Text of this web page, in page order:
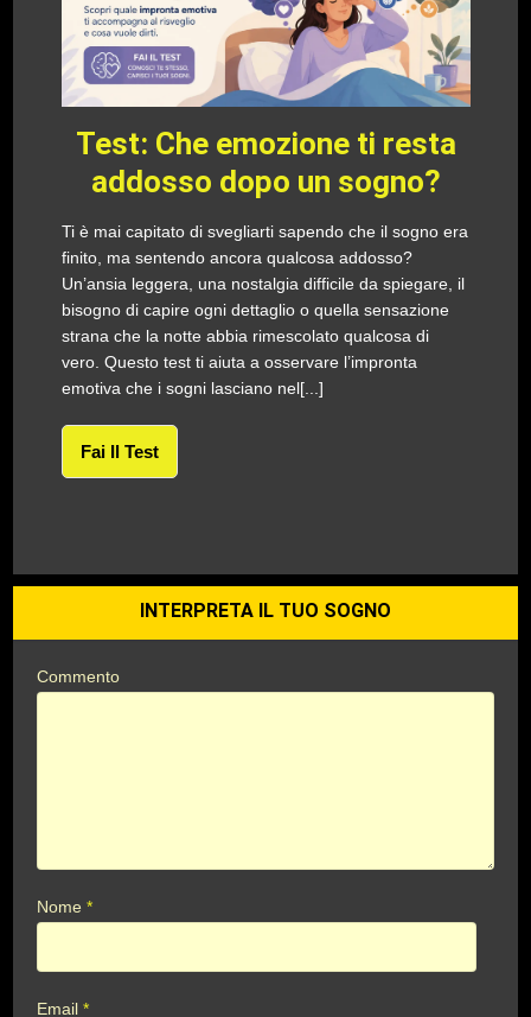
Test: Che emozione ti resta
addosso dopo un sogno?
Ti è mai capitato di svegliarti sapendo che il sogno era
finito, ma sentendo ancora qualcosa addosso?
Un’ansia leggera, una nostalgia difficile da spiegare, il
bisogno di capire ogni dettaglio o quella sensazione
strana che la notte abbia rimescolato qualcosa di
vero. Questo test ti aiuta a osservare l’impronta
emotiva che i sogni lasciano nel[...]
Fai Il Test
INTERPRETA IL TUO SOGNO
Commento
Nome*
Email*